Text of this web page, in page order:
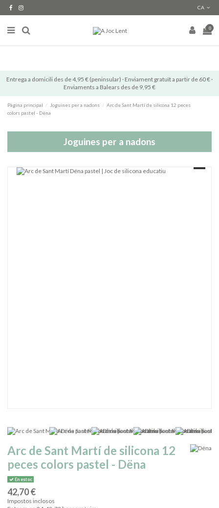
CA
0
Entrega a domicili des de 4,95 € (peninsular) · Enviament gratuït a partir de 60 € ·
Enviaments a Balears des de 9,95 €
Pàgina principal Joguines per a nadons
Arc de Sant Martí de silicona 12 peces
colors pastel - Dëna
Joguines per a nadons
Arc de Sant Martí de silicona 12
peces colors pastel - Dëna
En estoc
42,70 €
Impostos inclosos